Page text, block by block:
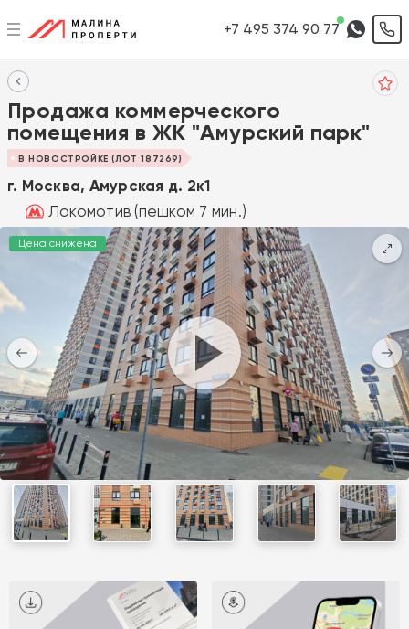
+7 495 374 90 77
Продажа коммерческого
помещения в ЖK "Амуpский паpк"
В НОВОСТРОЙКЕ (ЛОТ 187269)
г. Москва, Амурская д. 2к1
Локомотив (пешком 7 мин.)
Цена снижена